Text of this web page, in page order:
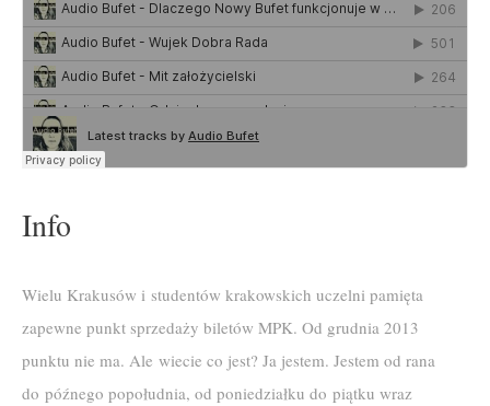
Info
Wielu Krakusów i studentów krakowskich uczelni pamięta
zapewne punkt sprzedaży biletów MPK. Od grudnia 2013
punktu nie ma. Ale wiecie co jest? Ja jestem. Jestem od rana
do późnego popołudnia, od poniedziałku do piątku wraz